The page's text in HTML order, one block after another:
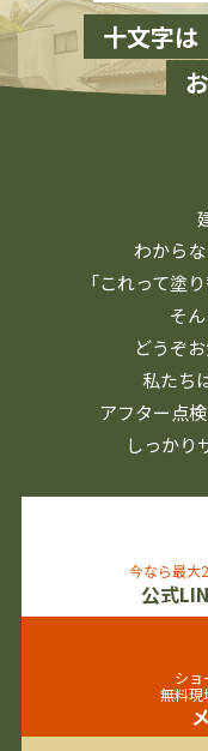
十文字は
わから
「これって塗
そ
どうぞ
私たち
アフター点検
しっかり
今なら最大
公式
ショ
無料現